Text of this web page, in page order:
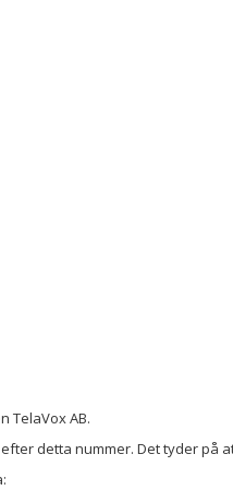
TelaVox AB.
detta nummer. Det tyder